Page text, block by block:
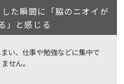
た瞬間に「脇のニオイが
」と感じる
い、仕事や勉強などに集中で
せん。